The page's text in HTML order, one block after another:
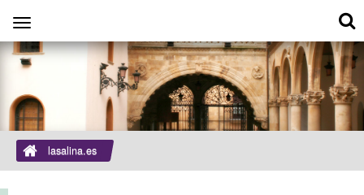
Toggle
navigation
lasalina.es